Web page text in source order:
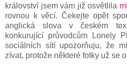
království jsem vám již osvětlila
rovnou k věcí. Čekejte opět
anglická slova v českém
konkurující průvodcům Lonely
sociálních sítí upozorňuju, že
zívat, protože některé fotky už se